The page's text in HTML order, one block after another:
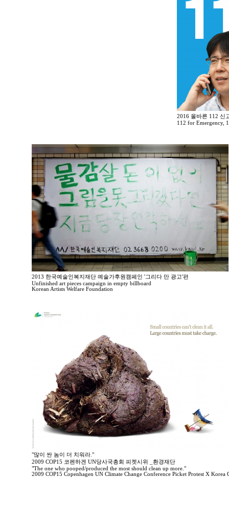
2016 올바른 112 신
112 for Emergency,
2013 한국예술인복지재단 예술가후원캠페인 '그리다 만 광고'편
Unfinished art pieces campaign in empty billboard
Korean Artists Welfare Foundation
"많이 싼 놈이 더 치워라."
2009 COP15 코펜하겐 UN당사국총회 피켓시위 _환경재단
"The one who pooped/produced the most should clean up more."
2009 COP15 Copenhagen UN Climate Change Conference Picket Protest X Korea